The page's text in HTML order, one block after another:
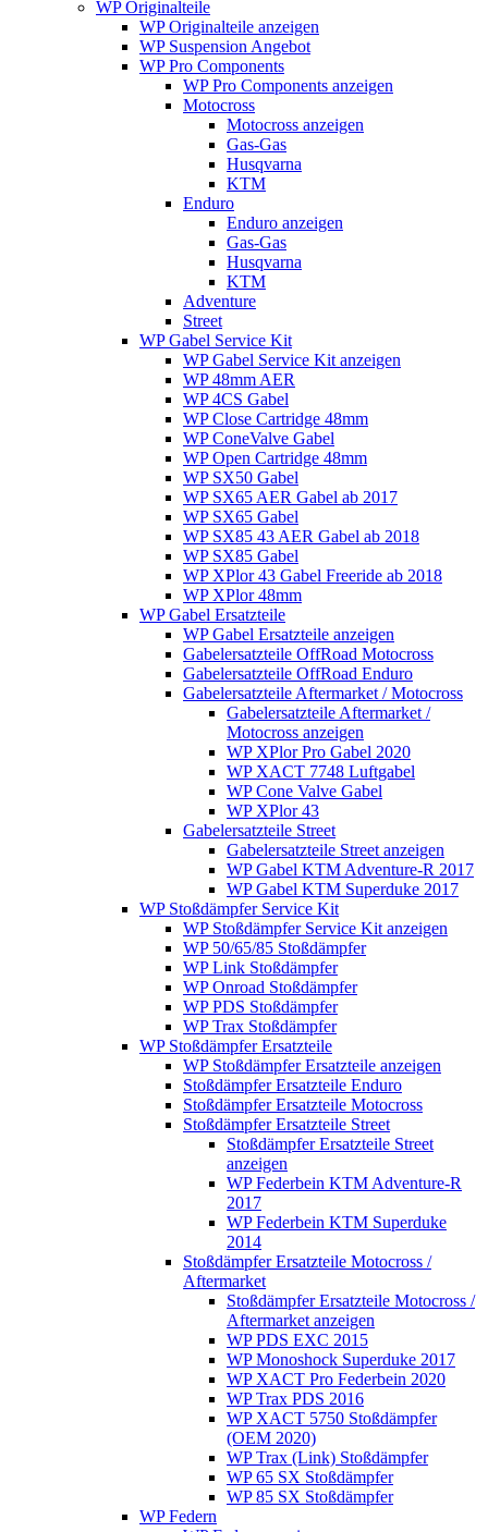
WP Originalteile
WP Originalteile anzeigen
WP Suspension Angebot
WP Pro Components
WP Pro Components anzeigen
Motocross
Motocross anzeigen
Gas-Gas
Husqvarna
KTM
Enduro
Enduro anzeigen
Gas-Gas
Husqvarna
KTM
Adventure
Street
WP Gabel Service Kit
WP Gabel Service Kit anzeigen
WP 48mm AER
WP 4CS Gabel
WP Close Cartridge 48mm
WP ConeValve Gabel
WP Open Cartridge 48mm
WP SX50 Gabel
WP SX65 AER Gabel ab 2017
WP SX65 Gabel
WP SX85 43 AER Gabel ab 2018
WP SX85 Gabel
WP XPlor 43 Gabel Freeride ab 2018
WP XPlor 48mm
WP Gabel Ersatzteile
WP Gabel Ersatzteile anzeigen
Gabelersatzteile OffRoad Motocross
Gabelersatzteile OffRoad Enduro
Gabelersatzteile Aftermarket / Motocross
Gabelersatzteile Aftermarket /
Motocross anzeigen
WP XPlor Pro Gabel 2020
WP XACT 7748 Luftgabel
WP Cone Valve Gabel
WP XPlor 43
Gabelersatzteile Street
Gabelersatzteile Street anzeigen
WP Gabel KTM Adventure-R 2017
WP Gabel KTM Superduke 2017
WP Stoßdämpfer Service Kit
WP Stoßdämpfer Service Kit anzeigen
WP 50/65/85 Stoßdämpfer
WP Link Stoßdämpfer
WP Onroad Stoßdämpfer
WP PDS Stoßdämpfer
WP Trax Stoßdämpfer
WP Stoßdämpfer Ersatzteile
WP Stoßdämpfer Ersatzteile anzeigen
Stoßdämpfer Ersatzteile Enduro
Stoßdämpfer Ersatzteile Motocross
Stoßdämpfer Ersatzteile Street
Stoßdämpfer Ersatzteile Street
anzeigen
WP Federbein KTM Adventure-R
2017
WP Federbein KTM Superduke
2014
Stoßdämpfer Ersatzteile Motocross /
Aftermarket
Stoßdämpfer Ersatzteile Motocross /
Aftermarket anzeigen
WP PDS EXC 2015
WP Monoshock Superduke 2017
WP XACT Pro Federbein 2020
WP Trax PDS 2016
WP XACT 5750 Stoßdämpfer
(OEM 2020)
WP Trax (Link) Stoßdämpfer
WP 65 SX Stoßdämpfer
WP 85 SX Stoßdämpfer
WP Federn